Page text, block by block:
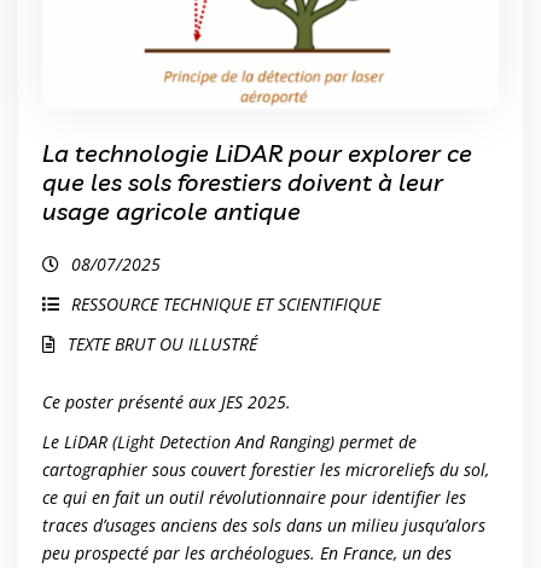
La technologie LiDAR pour explorer ce
que les sols forestiers doivent à leur
usage agricole antique
08/07/2025
RESSOURCE TECHNIQUE ET SCIENTIFIQUE
TEXTE BRUT OU ILLUSTRÉ
Ce poster présenté aux JES 2025.
Le LiDAR (Light Detection And Ranging) permet de
cartographier sous couvert forestier les microreliefs du sol,
ce qui en fait un outil révolutionnaire pour identifier les
traces d’usages anciens des sols dans un milieu jusqu’alors
peu prospecté par les archéologues. En France, un des